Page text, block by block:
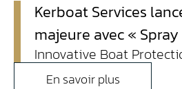
Kerboat Services
majeure avec «
Innovative Boat
En savoir plus